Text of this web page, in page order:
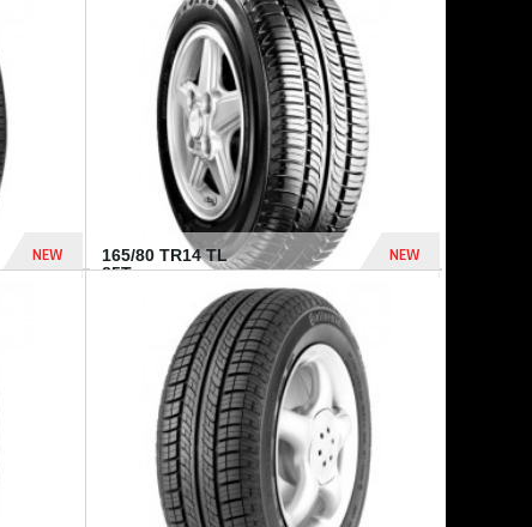
1 771 Dhs
NEW
165/80 TR14 TL
85T...
NEW
458 Dhs